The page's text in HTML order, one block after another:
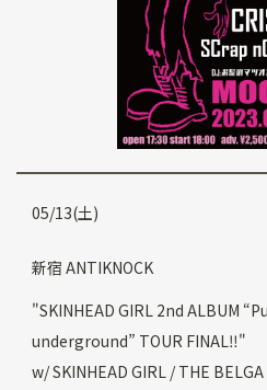
05/13(土)
新宿 ANTIKNOCK
"SKINHEAD GIRL 2nd ALBUM
underground” TOUR FINAL‼︎"
w/ SKINHEAD GIRL / THE